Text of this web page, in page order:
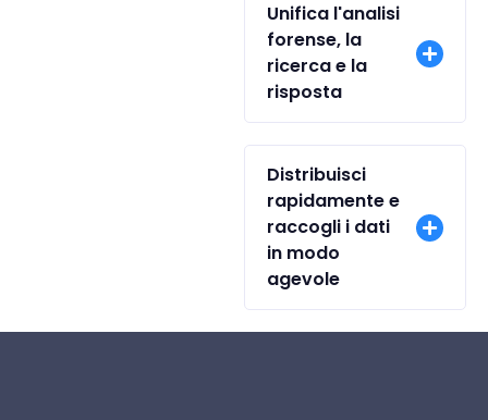
Unifica l'analisi
forense, la
ricerca e la
risposta
Distribuisci
rapidamente e
raccogli i dati
in modo
agevole